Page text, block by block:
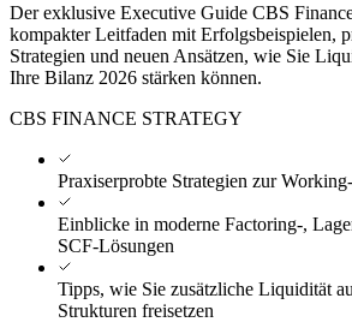
Der exklusive Executive Guide CBS
kompakter Leitfaden mit Erfolgsbeispielen,
Strategien und neuen Ansätzen, wie Sie
Ihre Bilanz 2026 stärken können.
CBS FINANCE STRATEGY
Praxiserprobte Strategien zur
Einblicke in moderne Factoring-,
SCF-Lösungen
Tipps, wie Sie zusätzliche Liquidität
Strukturen freisetzen